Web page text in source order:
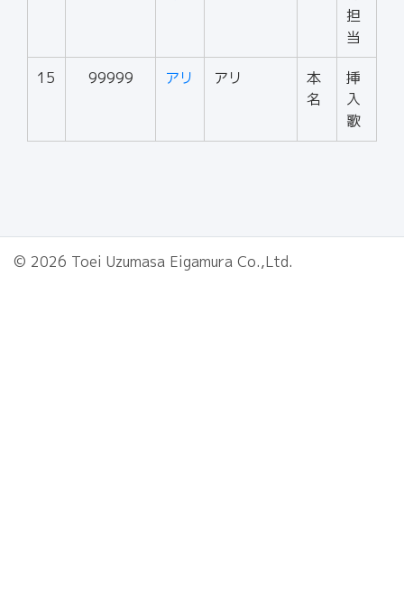
担
当
15 99999 アリ アリ
本
名
挿
入
歌
© 2026 Toei Uzumasa Eigamura Co.,Ltd.